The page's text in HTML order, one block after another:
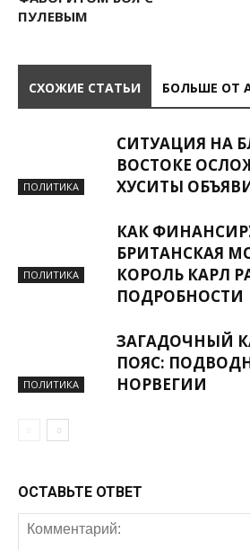
ПУЛЕВЫМ
СХОЖИЕ СТАТЬИ БОЛЬШЕ ОТ
ПОЛИТИКА
СИТУАЦИЯ НА
ВОСТОКЕ
ХУСИТЫ
ПОЛИТИКА
КАК
БРИТАНСКАЯ
КОРОЛЬ КАРЛ
ПОДРОБНОСТИ
ПОЛИТИКА
ЗАГАДОЧНЫЙ
ПОЯС:
НОРВЕГИИ
ОСТАВЬТЕ ОТВЕТ